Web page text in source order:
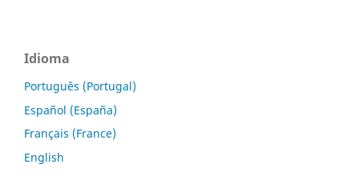
Idioma
Português (Portugal)
Español (España)
Français (France)
English